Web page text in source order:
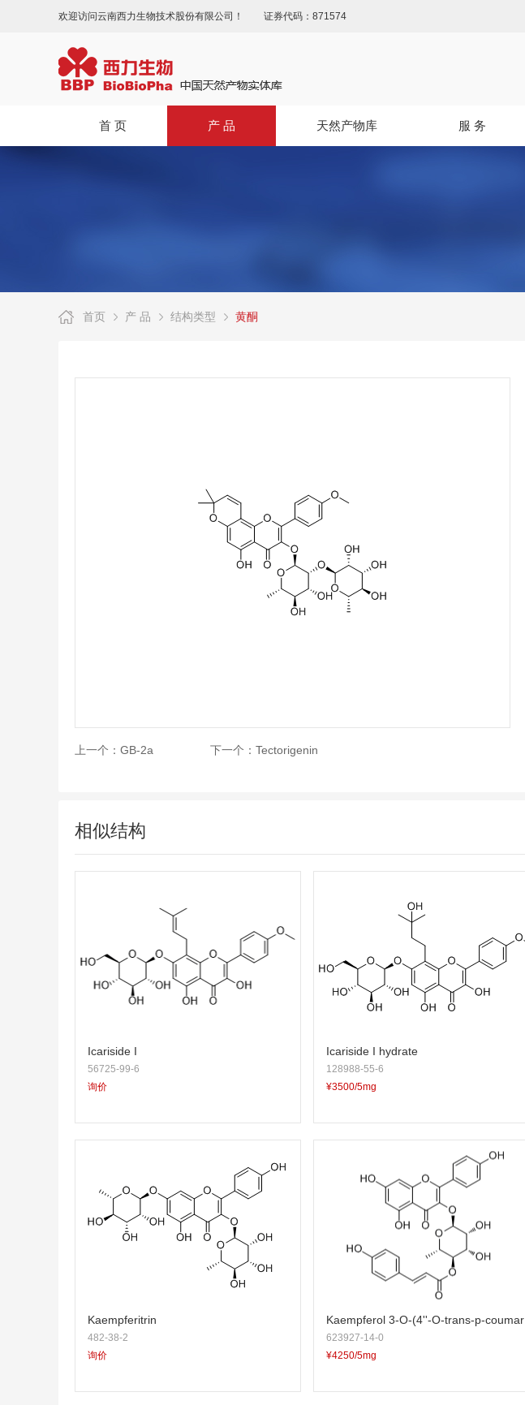
欢迎访问云南西力生物技术股份有限公司！ 证券代码：871574
首 页 产 品 天然产物库 服 务
首页 产 品 结构类型 黄酮
上一个： GB-2a 下一个： Tectorigenin
相似结构
Icariside I
56725-99-6
询价
Icariside I hydrate
128988-55-6
¥3500/5mg
Kaempferitrin
482-38-2
询价
Kaempferol 3-O-(4''-O-trans-p-coumar
oyl)rhamnopyranoside
623927-14-0
¥4250/5mg